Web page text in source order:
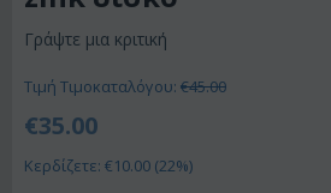
Γράψτε μια κριτική
Τιμή Τιμοκαταλόγου: €45.00
€35.00
Κερδίζετε: €10.00 (22%)